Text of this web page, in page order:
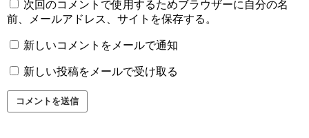
次回のコメントで使用するためブラウザーに自分の名
前、メールアドレス、サイトを保存する。
新しいコメントをメールで通知
新しい投稿をメールで受け取る